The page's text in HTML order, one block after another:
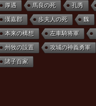
厚遇 馬良の死 孔秀
漢嘉郡 歩夫人の死 魏
本来の構想 左車騎将軍
州牧の設置 攻城の神義勇軍
諸子百家